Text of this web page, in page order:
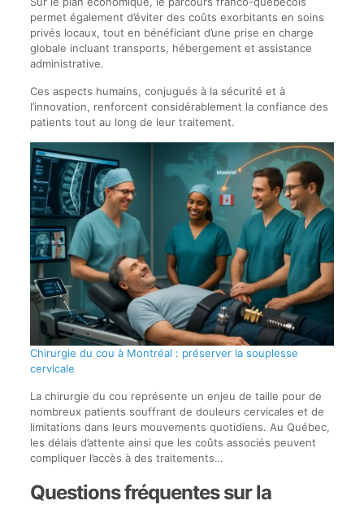
permet également d’éviter des coûts exorbitants en soins
privés locaux, tout en bénéficiant d’une prise en charge
globale incluant transports, hébergement et assistance
administrative.
Ces aspects humains, conjugués à la sécurité et à
l’innovation, renforcent considérablement la confiance des
patients tout au long de leur traitement.
Chirurgie du cou à Montréal : préserver la souplesse
cervicale
La chirurgie du cou représente un enjeu de taille pour de
nombreux patients souffrant de douleurs cervicales et de
limitations dans leurs mouvements quotidiens. Au Québec,
les délais d’attente ainsi que les coûts associés peuvent
compliquer l’accès à des traitements…
Questions fréquentes sur la